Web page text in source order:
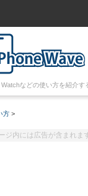
などの使い方を紹介す
方 >
ジ内には広告が含まれま